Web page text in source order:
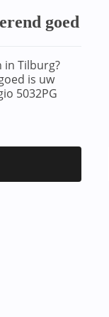
goed
in Tilburg?
is uw
5032PG